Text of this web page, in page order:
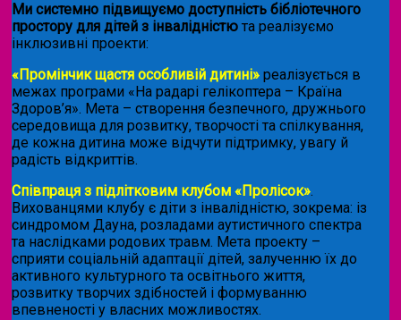
Ми системно підвищуємо доступність бібліотечного
простору для дітей з інвалідністю та реалізуємо
інклюзивні проекти:
«Промінчик щастя особливій дитині» реалізується в
межах програми «На радарі гелікоптера – Країна
Здоров’я». Мета – створення безпечного, дружнього
середовища для розвитку, творчості та спілкування,
де кожна дитина може відчути підтримку, увагу й
радість відкриттів.
Співпраця з підлітковим клубом «Пролісок».
Вихованцями клубу є діти з інвалідністю, зокрема: із
синдромом Дауна, розладами аутистичного спектра
та наслідками родових травм. Мета проекту –
сприяти соціальній адаптації дітей, залученню їх до
активного культурного та освітнього життя,
розвитку творчих здібностей і формуванню
впевненості у власних можливостях.